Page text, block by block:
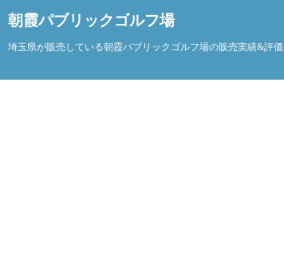
朝霞パブリックゴルフ場
埼玉県が販売している朝霞パブリックゴルフ場の販売実績&評